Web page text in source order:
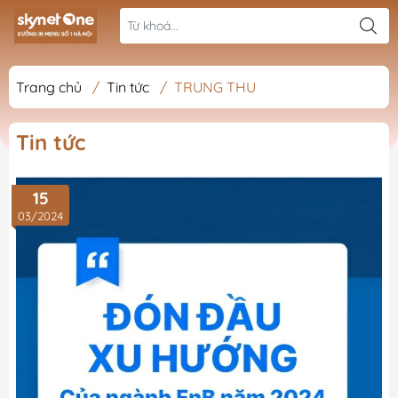
Trang chủ / Tin tức / TRUNG THU
Tin tức
15
03/2024